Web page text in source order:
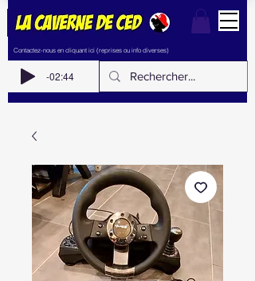
Contactez-nous en cliquant ici (reprises ou info diverses)
-02:44